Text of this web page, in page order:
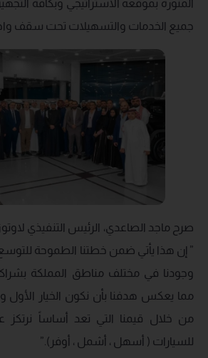
المنورة بموقعه الاستراتيجي وبكافة
جميع الخدمات والتسهيلات تحت سقف
صرح ماجد الصاعدي، الرئيس التنفيذي
” إن هذا يأتي ضمن خطتنا الطموحة
وجودنا في مختلف مناطق المملكة
مما يعكس هدفنا بأن نكون الخيار الأول
من خلال قيمنا التي تعد أساساً نرتكز
للسيارات ( أسهل ، أشمل ، أوفر).”